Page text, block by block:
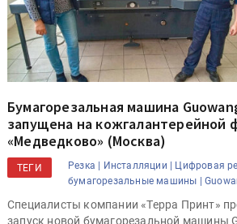
Бумагорезальная машина
запущена на кожгалантерейной
«Медведково» (Москва)
ТЕГИ Резка | Инсталляции | Цифровая
бумагорезальные машины |
Специалисты компании «Терра Принт»
запуск новой бумагорезальной машины